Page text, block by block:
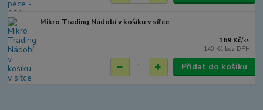
Mikro Trading Nádobí v košíku v síťce
169 Kč/ks
140 Kč bez DPH
Přidat do košíku